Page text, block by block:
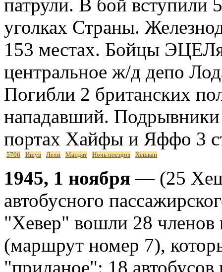
патрули. В бой
уголках Страны.
153 местах. Бойцы
центральное ж/д депо
Погибли 2 британских
нападавший.
портах Хайфы и Яффо 3
5706 Ишув Лехи Мандат Ночь поездов Хешван
1945, 1 ноября — (25
автобусного
"Хевер" вошли 28 членов
(маршрут номер 7),
"приданое": 18